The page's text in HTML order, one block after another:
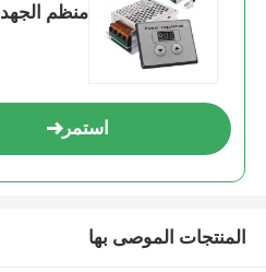
منظم الجهد
استمر
المنتجات الموصى بها